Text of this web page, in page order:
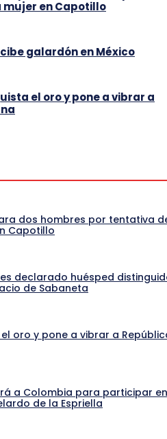
en Capotillo
galardón en México
el oro y pone a vibrar a
dos hombres por tentativa
Capotillo
es declarado huésped
de Sabaneta
oro y pone a vibrar a
a Colombia para participar
de la Espriella